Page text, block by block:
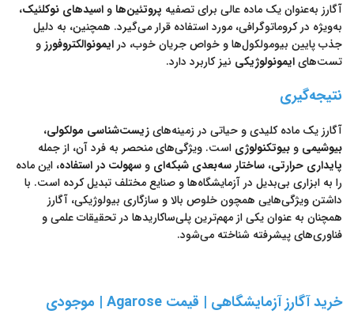
آگارز به‌عنوان یک ماده عالی برای تصفیه پروتئین‌ها و اسیدهای نوکلئیک،
به‌ویژه در کروماتوگرافی، مورد استفاده قرار می‌گیرد. همچنین، به دلیل
جذب پایین بیومولکول‌ها و خواص جریان خوب، در ایمونوالکتروفورز و
تست‌هایایمونولوژیکی نیز کاربرد دارد.
نتیجه‌گیری
آگارز یک ماده کلیدی و حیاتی در زمینه‌هایزیست‌شناسی مولکولی،
بیوشیمی و بیوتکنولوژی است. ویژگی‌های منحصر به فرد آن، از جمله
پایداری حرارتی، ساختار سه‌بعدی شبکه‌ای و سهولت در استفاده، این ماده
را به ابزاری بی‌بدیل در آزمایشگاه‌ها و صنایع مختلف تبدیل کرده است. با
داشتن ویژگی‌هایی همچون خلوص بالا و سازگاری بیولوژیکی، آگارز
همچنان به عنوان یکی از مهم‌ترین پلی‌ساکاریدها در تحقیقات علمی و
فناوری‌های پیشرفته شناخته می‌شود.
خرید آگارز آزمایشگاهی | قیمت Agarose | موجودی